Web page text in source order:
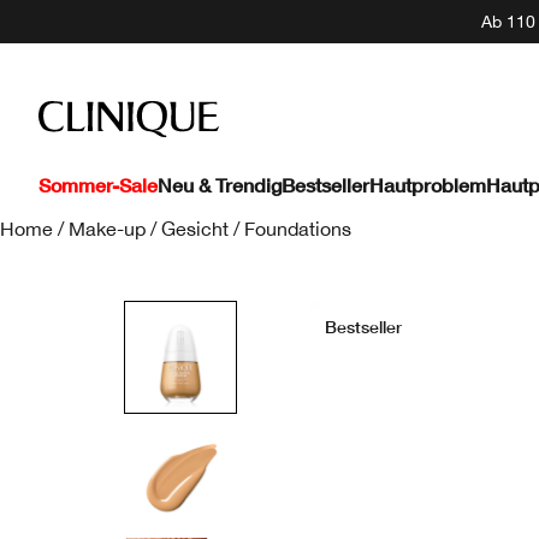
Ab
Sommer-SaleNeu & TrendigBestsellerHautproblem
Home / Make-up / Gesicht / Foundations
Bestseller